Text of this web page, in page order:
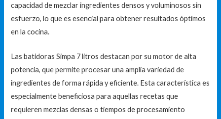
capacidad de mezclar ingredientes densos y voluminosos sin
esfuerzo, lo que es esencial para obtener resultados óptimos
en la cocina.
Las batidoras Simpa 7 litros destacan por su motor de alta
potencia, que permite procesar una amplia variedad de
ingredientes de forma rápida y eficiente. Esta característica es
especialmente beneficiosa para aquellas recetas que
requieren mezclas densas o tiempos de procesamiento